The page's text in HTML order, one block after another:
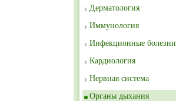
Дерматология
Иммунология
Инфекционные болезни
Кардиология
Нервная система
Органы дыхания